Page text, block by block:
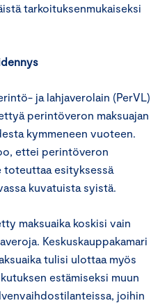
tarkoituksenmukaiseksi
ja lahjaverolain (PerVL)
perintöveron maksuajan
kymmeneen vuoteen.
ettei perintöveron
toteuttaa esityksessä
kuvatuista syistä.
maksuaika koskisi vain
Keskuskauppakamari
tulisi ulottaa myös
estämiseksi muun
joihin